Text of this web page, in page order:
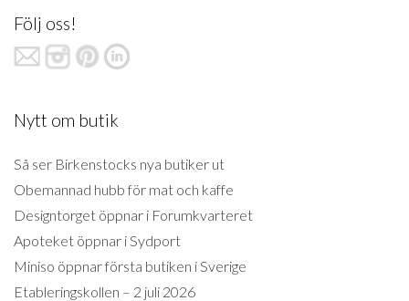
Följ oss!
Nytt om butik
Så ser Birkenstocks nya butiker ut
Obemannad hubb för mat och kaffe
Designtorget öppnar i Forumkvarteret
Apoteket öppnar i Sydport
Miniso öppnar första butiken i Sverige
Etableringskollen – 2 juli 2026